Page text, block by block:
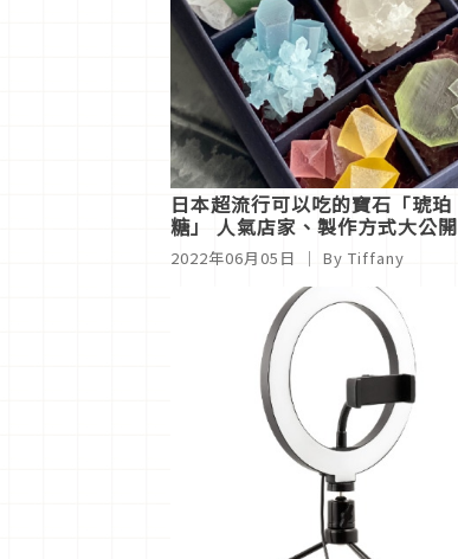
日本超流行可以吃的寶石「琥珀
糖」 人氣店家、製作方式大公開
2022年06月05日 ｜ By Tiffany